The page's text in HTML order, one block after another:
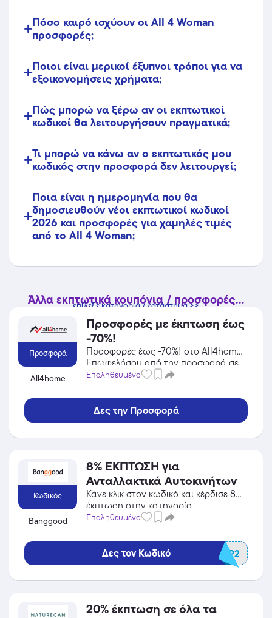
Πόσο καιρό ισχύουν οι All 4 Woman
προσφορές;
Ποιοι είναι μερικοί έξυπνοι τρόποι για να
εξοικονομήσεις χρήματα;
Πώς μπορώ να ξέρω αν οι εκπτωτικοί
κωδικοί θα λειτουργήσουν πραγματικά;
Τι μπορώ να κάνω αν ο εκπτωτικός μου
κωδικός στην προσφορά δεν λειτουργεί;
Ποια είναι η ημερομηνία που θα
δημοσιευθούν νέοι εκπτωτικοί κωδικοί
2026 και προσφορές για χαμηλές τιμές
από το All 4 Woman;
Άλλα εκπτωτικά κουπόνια / προσφορές...
επίλεξε κατηγορία / κατάστημα >>
Προσφορά
All4home
Προσφορές με έκπτωση έως
-70%!
Προσφορές έως -70%! στο All4home!
Επωφελήσου από την προσφορά σε
Είδη Σπιτιού / Κήπος / DIY του
εκπτώσεις!
Επαληθευμένο
Δες την Προσφορά
Κωδικός
Banggood
8% ΕΚΠΤΩΣΗ για
Ανταλλακτικά Αυτοκινήτων
Κάνε κλικ στον κωδικό και κέρδισε 8%
έκπτωση στην κατηγορία
Πολυκαταστήματα από το Banggood!
Επαληθευμένο
Δες τον Κωδικό BGCARAP2
20% έκπτωση σε όλα τα